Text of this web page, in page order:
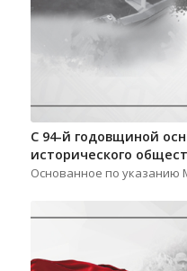
С 94-й годовщиной
исторического
Основанное по указанию